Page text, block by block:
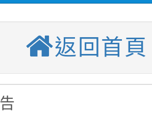
(第3招)
度第1學期第9次
選結果(第12招)】
12招)
生本土語及新住
「桃園市115學
返回首頁